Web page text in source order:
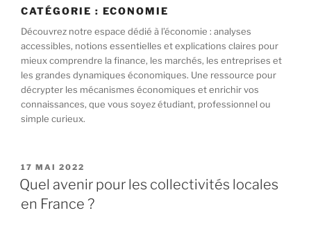
CATÉGORIE : ECONOMIE
Découvrez notre espace dédié à l’économie : analyses
accessibles, notions essentielles et explications claires pour
mieux comprendre la finance, les marchés, les entreprises et
les grandes dynamiques économiques. Une ressource pour
décrypter les mécanismes économiques et enrichir vos
connaissances, que vous soyez étudiant, professionnel ou
simple curieux.
PUBLIÉ
LE
17 MAI 2022
Quel avenir pour les collectivités locales
en France ?